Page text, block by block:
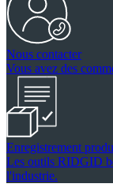
Nous contacter
Vous avez des
Enregistrement
Les outils RIDGID
l'industrie.